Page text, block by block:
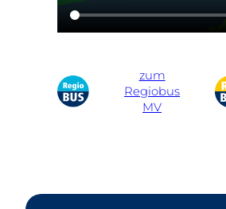
zum
Regiobus
MV